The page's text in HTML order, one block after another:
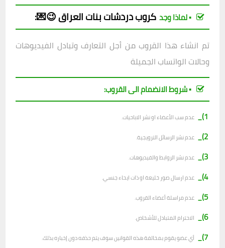
▪︎ لماذا وجد كروبدردشات بنات العراق 😉💌:
تم انشاء هذا القروب من أجل التعارف وتبادل الفيديوهات
وحالات الواتساب الجميلة
▪︎ شروط الانضمام الى القروب:
1)_
عدم سب الأعضاء او نشر الاباحيات.
2)_ عدم نشر الرسائل الترويجية.
3)_ عدم نشر الروابط والفيديوهات.
4)_ عدم ارسال صور خليعة او ذات ايحاء جنسي.
5)_ عدم مراسلة أعضاء القروب.
6)_ الاحترام المتبادل للأشخاص.
7)_ أي عضو يقوم بمخالفة هذه القوانين سوف يتم حذفه دون إخباره بذلك.